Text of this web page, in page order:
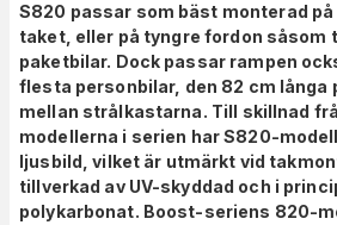
S820 passar som bäst monterad på
taket, eller på tyngre fordon såsom
paketbilar. Dock passar rampen
flesta personbilar, den 82 cm långa
mellan strålkastarna. Till skillnad
modellerna i serien har S820-
ljusbild, vilket är utmärkt vid
tillverkad av UV-skyddad och i
polykarbonat. Boost-seriens 820-